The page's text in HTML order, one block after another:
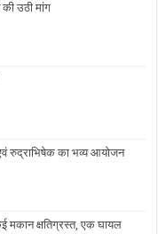
उठी मांग
रुद्राभिषेक का भव्य आयोजन
मकान क्षतिग्रस्त, एक घायल